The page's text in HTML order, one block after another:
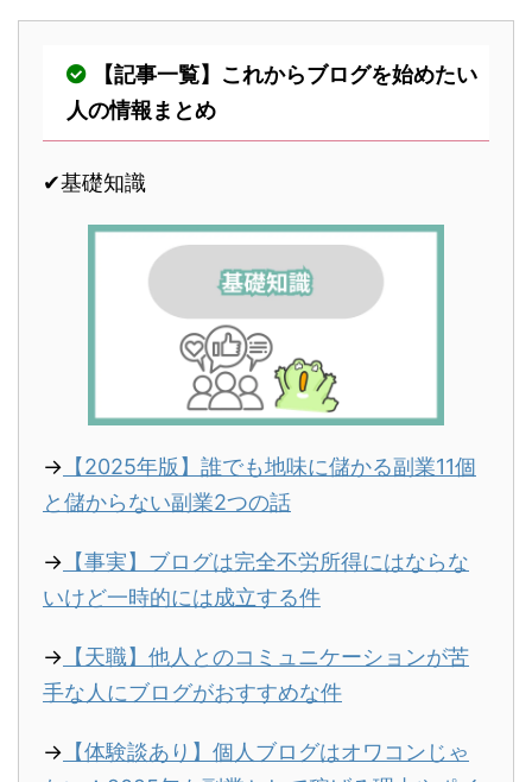
【記事一覧】これからブログを始めたい
人の情報まとめ
✔︎基礎知識
→ 【2025年版】誰でも地味に儲かる副業11個
と儲からない副業2つの話
→ 【事実】ブログは完全不労所得にはならな
いけど一時的には成立する件
→ 【天職】他人とのコミュニケーションが苦
手な人にブログがおすすめな件
→ 【体験談あり】個人ブログはオワコンじゃ